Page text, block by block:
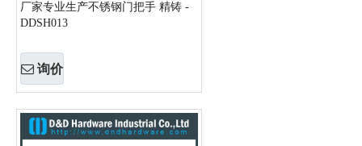
厂家专业生产不锈钢门把手 精铸 -
DDSH013
询价